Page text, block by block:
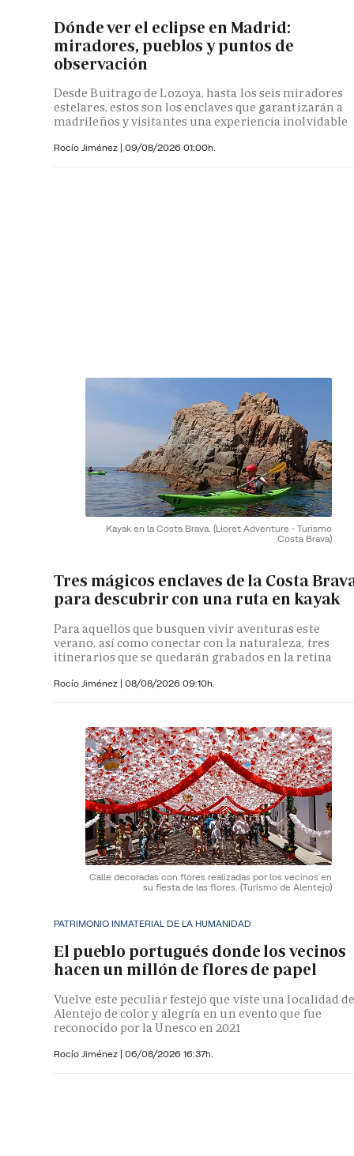
Dónde ver el eclipse en Madrid:
miradores, pueblos y puntos de
observación
Desde Buitrago de Lozoya, hasta los seis miradores
estelares, estos son los enclaves que garantizarán a
madrileños y visitantes una experiencia inolvidable
Rocío Jiménez | 09/08/2026 01:00h.
Kayak en la Costa Brava. (Lloret Adventure - Turismo
Costa Brava)
Tres mágicos enclaves de la Costa
para descubrir con una ruta en kayak
Para aquellos que busquen vivir aventuras este
verano, así como conectar con la naturaleza, tres
itinerarios que se quedarán grabados en la retina
Rocío Jiménez | 08/08/2026 09:10h.
Calle decoradas con flores realizadas por los vecinos en
su fiesta de las flores. (Turismo de Alentejo)
PATRIMONIO INMATERIAL DE LA HUMANIDAD
El pueblo portugués donde los vecinos
hacen un millón de flores de papel
Vuelve este peculiar festejo que viste una localidad
Alentejo de color y alegría en un evento que fue
reconocido por la Unesco en 2021
Rocío Jiménez | 06/08/2026 16:37h.